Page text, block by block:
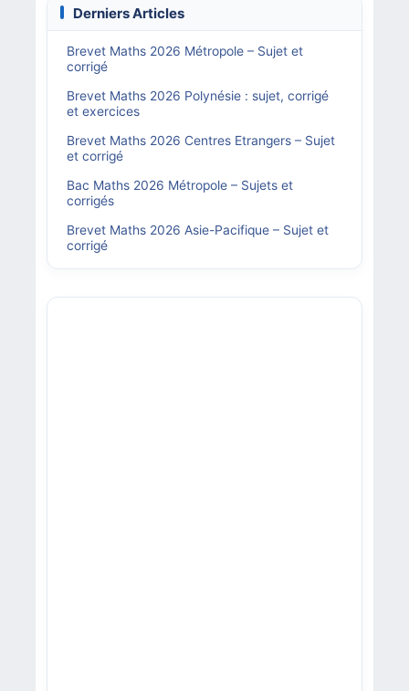
Derniers Articles
Brevet Maths 2026 Métropole – Sujet et
corrigé
Brevet Maths 2026 Polynésie : sujet, corrigé
et exercices
Brevet Maths 2026 Centres Etrangers – Sujet
et corrigé
Bac Maths 2026 Métropole – Sujets et
corrigés
Brevet Maths 2026 Asie-Pacifique – Sujet et
corrigé